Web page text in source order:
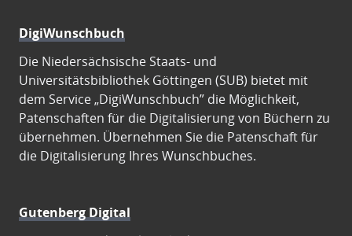
DigiWunschbuch
Die Niedersächsische Staats- und
Universitätsbibliothek Göttingen (SUB) bietet mit
dem Service „DigiWunschbuch” die Möglichkeit,
Patenschaften für die Digitalisierung von Büchern zu
übernehmen. Übernehmen Sie die Patenschaft für
die Digitalisierung Ihres Wunschbuches.
Gutenberg Digital